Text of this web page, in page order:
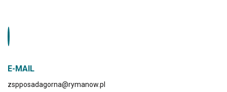
E-MAIL
zspposadagorna@rymanow.pl